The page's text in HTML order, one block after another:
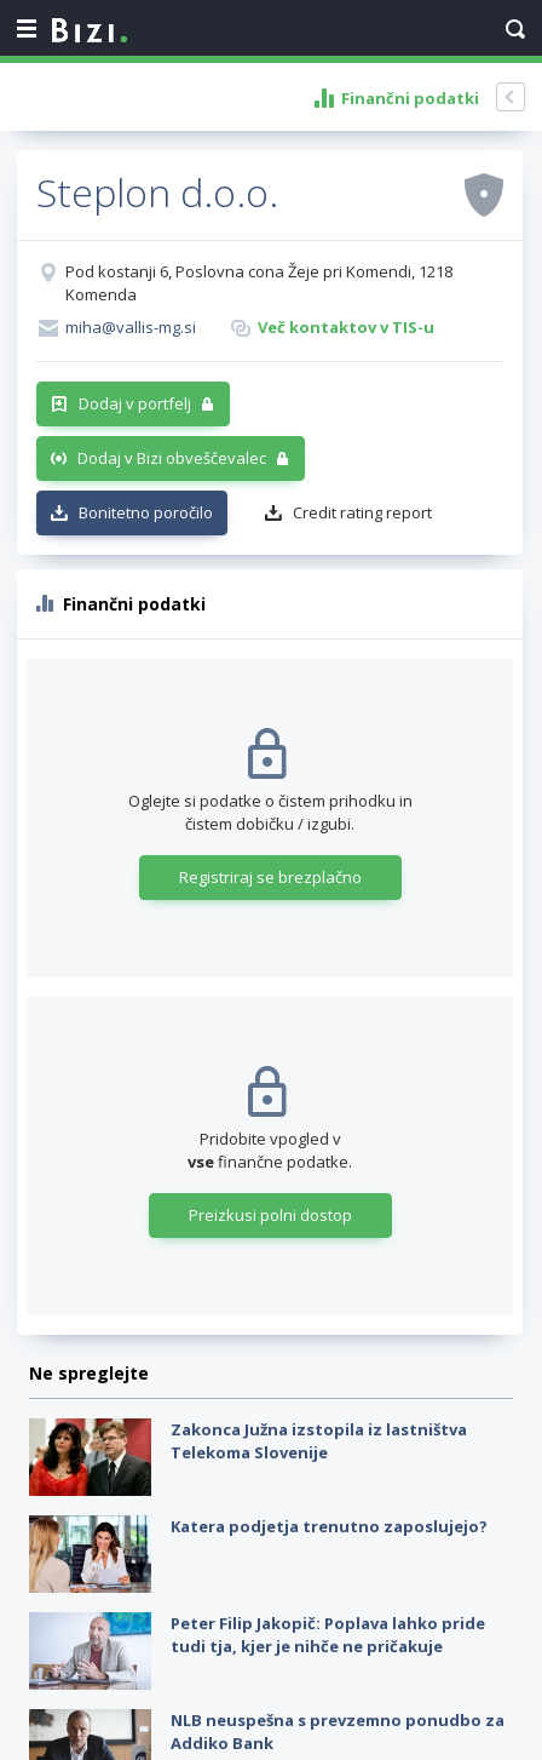
Finančni podatki
Steplon d.o.o.
Pod kostanji 6, Poslovna cona Žeje pri Komendi, 1218
Komenda
miha@vallis-mg.si
Več kontaktov v TIS-u
Dodaj v portfelj
Dodaj v Bizi obveščevalec
Bonitetno poročilo Credit rating report
Finančni podatki
Oglejte si podatke o čistem prihodku in
čistem dobičku / izgubi.
Registriraj se brezplačno
Pridobite vpogled v
vsefinančne podatke.
Preizkusi polni dostop
Ne spreglejte
Zakonca Južna izstopila iz lastništva
Telekoma Slovenije
Katera podjetja trenutno zaposlujejo?
Peter Filip Jakopič: Poplava lahko pride
tudi tja, kjer je nihče ne pričakuje
NLB neuspešna s prevzemno ponudbo za
Addiko Bank